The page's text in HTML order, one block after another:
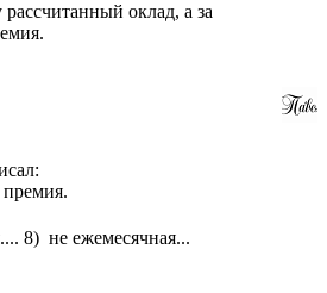
оклад, а за
премия.
8) не ежемесячная...